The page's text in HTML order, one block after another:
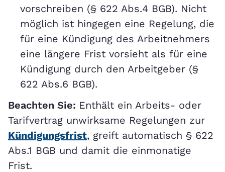
vorschreiben (§ 622 Abs.4 BGB). Nicht
möglich ist hingegen eine Regelung, die
für eine Kündigung des Arbeitnehmers
eine längere Frist vorsieht als für eine
Kündigung durch den Arbeitgeber (§
622 Abs.6 BGB).
Beachten Sie: Enthält ein Arbeits- oder
Tarifvertrag unwirksame Regelungen zur
Kündigungsfrist, greift automatisch § 622
Abs.1 BGB und damit die einmonatige
Frist.